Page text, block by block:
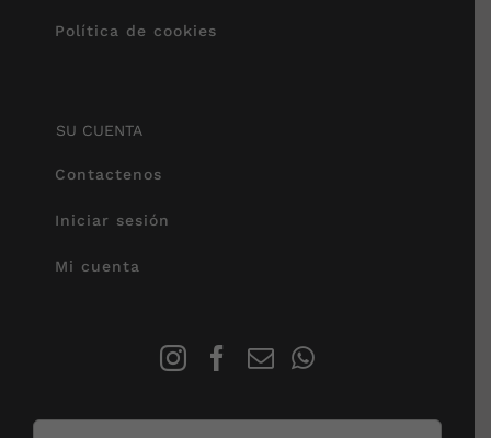
Política de cookies
SU CUENTA
Contactenos
Iniciar sesión
Mi cuenta